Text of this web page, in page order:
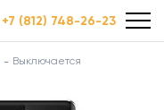
+7 (812) 748-26-23
Выключается